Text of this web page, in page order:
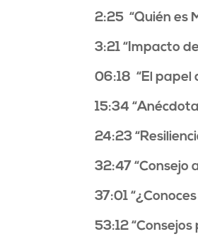
2:25 “Quién es
3:21 “Impacto
06:18 “El papel
15:34
24:23
32:47 “Consejo
37:01
53:12